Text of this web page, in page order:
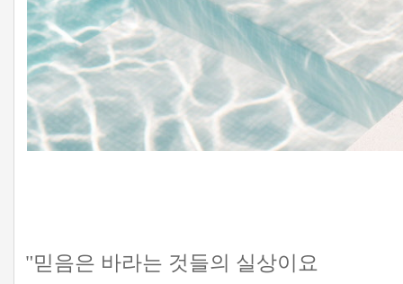
"믿음은 바라는 것들의 실상이요